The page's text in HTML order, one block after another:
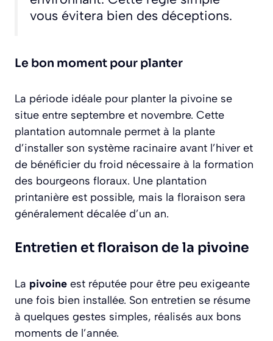
vous évitera bien des déceptions.
Le bon moment pour planter
La période idéale pour planter la pivoine se
situe entre septembre et novembre. Cette
plantation automnale permet à la plante
d’installer son système racinaire avant l’hiver et
de bénéficier du froid nécessaire à la formation
des bourgeons floraux. Une plantation
printanière est possible, mais la floraison sera
généralement décalée d’un an.
Entretien et floraison de la pivoine
La pivoine est réputée pour être peu exigeante
une fois bien installée. Son entretien se résume
à quelques gestes simples, réalisés aux bons
moments de l’année.